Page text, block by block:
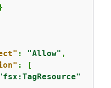
: "Allow" ,
: [